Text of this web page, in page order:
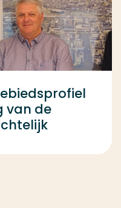
van de